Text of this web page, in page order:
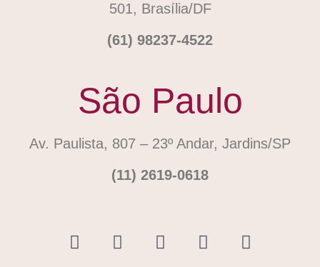
501, Brasília/DF
(61) 98237-4522
São Paulo
Av. Paulista, 807 – 23º Andar, Jardins/SP
(11) 2619-0618